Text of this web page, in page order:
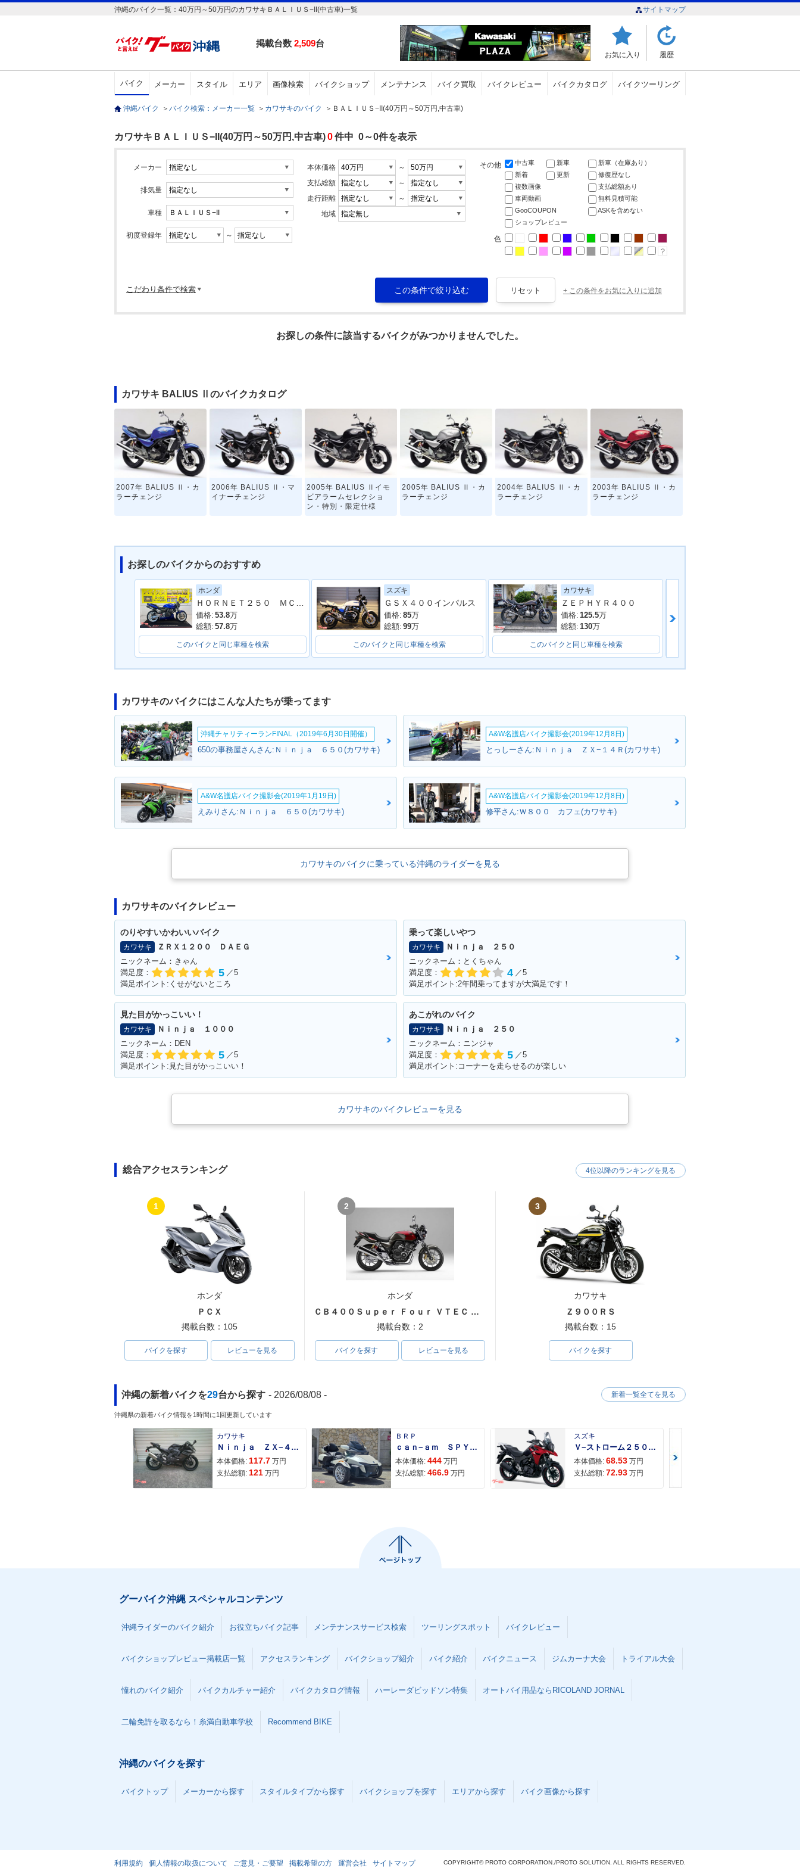
沖縄のバイク一覧：40万円～50万円のカワサキＢＡＬＩＵＳ−II(中古車)一覧 サイトマップ
掲載台数 2,509台
お気に入り 履歴
バイク メーカー スタイル エリア 画像検索 バイクショップ メンテナンス バイク買取 バイクレビュー バイクカタログ バイクツーリング
沖縄バイク ＞ バイク検索：メーカー一覧 ＞ カワサキのバイク ＞ ＢＡＬＩＵＳ−II(40万円～50万円,中古車)
カワサキＢＡＬＩＵＳ−II(40万円～50万円,中古車)0件中 0～0件を表示
メーカー
排気量
車種
初度登録年 ～
本体価格
～
支払総額
～
走行距離
～
地域
その他 中古車 新車
新車（在庫あり）
新着
更新
修復歴なし
複数画像
支払総額あり
車両動画
無料見積可能
GooCOUPON
ASKを含めない
ショップレビュー
色
こだわり条件で検索 + この条件をお気に入りに追加
お探しの条件に該当するバイクがみつかりませんでした。
カワサキ BALIUS Ⅱのバイクカタログ
2007年 BALIUS Ⅱ・カ
ラーチェンジ
2006年 BALIUS Ⅱ・マ
イナーチェンジ
2005年 BALIUS Ⅱイモ
ビアラームセレクショ
ン・特別・限定仕様
2005年 BALIUS Ⅱ・カ
ラーチェンジ
2004年 BALIUS Ⅱ・カ
ラーチェンジ
2003年 BALIUS Ⅱ・カ
ラーチェンジ
2002年 BALIUS Ⅱ・カ
ラーチェンジ
2001年 BALIUS Ⅱ・カ
ラーチェンジ
2000年 BALIUS Ⅱ・マ
イナーチェンジ
1998年 BALIUS Ⅱ・カ
ラーチェンジ
1997年 BALIUS Ⅱ・新
登場
お探しのバイクからのおすすめ
ホンダ
価格: 53.8万
総額: 57.8万
このバイクと同じ車種を検索
スズキ
ＧＳＸ４００インパルス
価格: 85万
総額: 99万
このバイクと同じ車種を検索
カワサキ
ＺＥＰＨＹＲ４００
価格: 125.5万
総額: 130万
このバイクと同じ車種を検索
カワサキのバイクにはこんな人たちが乗ってます
沖縄チャリティーランFINAL（2019年6月30日開催）
650の事務屋さんさん:Ｎｉｎｊａ ６５０(カワサキ)
A&W名護店バイク撮影会(2019年12月8日)
とっしーさん:Ｎｉｎｊａ ＺＸ−１４Ｒ(カワサキ)
A&W名護店バイク撮影会(2019年1月19日)
えみりさん:Ｎｉｎｊａ ６５０(カワサキ)
A&W名護店バイク撮影会(2019年12月8日)
修平さん:Ｗ８００ カフェ(カワサキ)
カワサキのバイクに乗っている沖縄のライダーを見る
カワサキのバイクレビュー
のりやすいかわいいバイク
カワサキ
ＺＲＸ１２００ ＤＡＥＧ
ニックネーム：きゃん
満足度：
5 ／5
満足ポイント:くせがないところ
乗って楽しいやつ
カワサキ
Ｎｉｎｊａ ２５０
ニックネーム：とくちゃん
満足度：
4 ／5
満足ポイント:2年間乗ってますが大満足です！
見た目がかっこいい！
カワサキ
Ｎｉｎｊａ １０００
ニックネーム：DEN
満足度：
5 ／5
満足ポイント:見た目がかっこいい！
あこがれのバイク
カワサキ
Ｎｉｎｊａ ２５０
ニックネーム：ニンジャ
満足度：
5 ／5
満足ポイント:コーナーを走らせるのが楽しい
カワサキのバイクレビューを見る
総合アクセスランキング
1
ホンダ
ＰＣＸ
掲載台数：105
バイクを探す レビューを見る
2
ホンダ
ＣＢ４００Ｓｕｐｅｒ Ｆｏｕｒ ＶＴＥＣ ＳＰＥＣ３
掲載台数：2
バイクを探す レビューを見る
3
カワサキ
Ｚ９００ＲＳ
掲載台数：15
バイクを探す
4位以降のランキングを見る
沖縄の新着バイクを29台から探す - 2026/08/08 -
沖縄県の新着バイク情報を1時間に1回更新しています
カワサキ
Ｎｉｎｊａ ＺＸ−４Ｒ ＳＥ
本体価格: 117.7 万円
支払総額: 121 万円
ＢＲＰ
ｃａｎ−ａｍ ＳＰＹＤＥＲ ＲＴ ＬＩＭＩＴＥＤ
本体価格: 444 万円
支払総額: 466.9 万円
スズキ
Ｖ−ストローム２５０ ２６年モデル 水冷２気筒エンジン ＬＥＤヘッドライト標準装備
本体価格: 68.53 万円
支払総額: 72.93 万円
新着一覧全てを見る
グーバイク沖縄 スペシャルコンテンツ
沖縄ライダーのバイク紹介 お役立ちバイク記事 メンテナンスサービス検索 ツーリングスポット バイクレビュー
バイクショップレビュー掲載店一覧 アクセスランキング バイクショップ紹介 バイク紹介 バイクニュース ジムカーナ大会 トライアル大会
憧れのバイク紹介 バイクカルチャー紹介 バイクカタログ情報 ハーレーダビッドソン特集 オートバイ用品ならRICOLAND JORNAL
二輪免許を取るなら！糸満自動車学校 Recommend BIKE
沖縄のバイクを探す
バイクトップ メーカーから探す スタイルタイプから探す バイクショップを探す エリアから探す バイク画像から探す
利用規約 個人情報の取扱について ご意見・ご要望 掲載希望の方 運営会社 サイトマップ COPYRIGHT© PROTO CORPORATION./PROTO SOLUTION. ALL RIGHTS RESERVED.